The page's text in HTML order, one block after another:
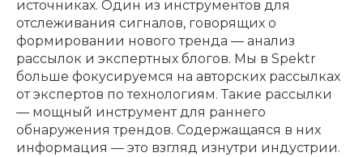
источниках. Один из инструментов для
отслеживания сигналов, говорящих о
формировании нового тренда — анализ
рассылок и экспертных блогов. Мы в Spektr
больше фокусируемся на авторских рассылках
от экспертов по технологиям. Такие рассылки
— мощный инструмент для раннего
обнаружения трендов. Содержащаяся в них
информация — это взгляд изнутри индустрии.